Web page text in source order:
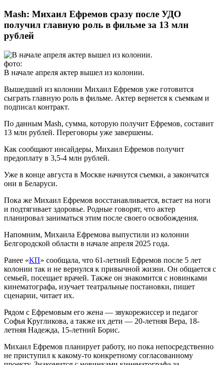
Mash: Михаил Ефремов сразу после УДО
получил главную роль в фильме за 13 млн
рублей
фото:
В начале апреля актер вышел из колонии.
Вышедший из колонии Михаил Ефремов уже готовится
сыграть главную роль в фильме. Актер вернется к съемкам и
подписал контракт.
По данным Mash, сумма, которую получит Ефремов, составит
13 млн рублей. Переговоры уже завершены.
Как сообщают инсайдеры, Михаил Ефремов получит
предоплату в 3,5-4 млн рублей.
Уже в конце августа в Москве начнутся съемки, а закончатся
они в Беларуси.
Пока же Михаил Ефремов восстанавливается, встает на ноги
и подтягивает здоровье. Родные говорят, что актер
планировал заниматься этим после своего освобождения.
Напомним, Михаила Ефремова выпустили из колонии
Белгородской области в начале апреля 2025 года.
Ранее «КП» сообщала, что 61-летний Ефремов после 5 лет
колонии так и не вернулся к привычной жизни. Он общается с
семьей, посещает врачей. Также он знакомится с новинками
кинематографа, изучает театральные постановки, пишет
сценарии, читает их.
Рядом с Ефремовым его жена — звукорежиссер и педагог
Софья Кругликова, а также их дети — 20-летняя Вера, 18-
летняя Надежда, 15-летний Борис.
Михаил Ефремов планирует работу, но пока непосредственно
не приступил к какому-то конкретному согласованному